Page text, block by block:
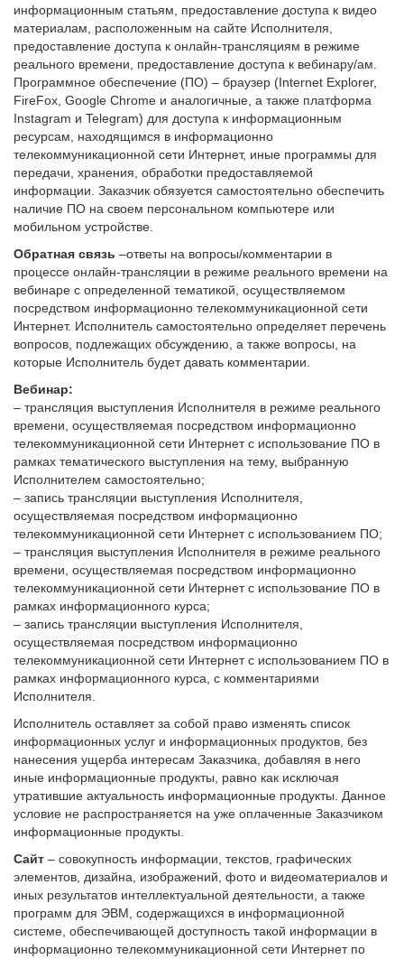
информационным статьям, предоставление доступа к видео
материалам, расположенным на сайте Исполнителя,
предоставление доступа к онлайн-трансляциям в режиме
реального времени, предоставление доступа к вебинару/ам.
Программное обеспечение (ПО) – браузер (Internet Explorer,
FireFox, Google Chrome и аналогичные, а также платформа
Instagram и Telegram) для доступа к информационным
ресурсам, находящимся в информационно
телекоммуникационной сети Интернет, иные программы для
передачи, хранения, обработки предоставляемой
информации. Заказчик обязуется самостоятельно обеспечить
наличие ПО на своем персональном компьютере или
мобильном устройстве.
Обратная связь –ответы на вопросы/комментарии в
процессе онлайн-трансляции в режиме реального времени на
вебинаре с определенной тематикой, осуществляемом
посредством информационно телекоммуникационной сети
Интернет. Исполнитель самостоятельно определяет перечень
вопросов, подлежащих обсуждению, а также вопросы, на
которые Исполнитель будет давать комментарии.
Вебинар:
– трансляция выступления Исполнителя в режиме реального
времени, осуществляемая посредством информационно
телекоммуникационной сети Интернет с использование ПО в
рамках тематического выступления на тему, выбранную
Исполнителем самостоятельно;
– запись трансляции выступления Исполнителя,
осуществляемая посредством информационно
телекоммуникационной сети Интернет с использованием ПО;
– трансляция выступления Исполнителя в режиме реального
времени, осуществляемая посредством информационно
телекоммуникационной сети Интернет с использование ПО в
рамках информационного курса;
– запись трансляции выступления Исполнителя,
осуществляемая посредством информационно
телекоммуникационной сети Интернет с использованием ПО в
рамках информационного курса, с комментариями
Исполнителя.
Исполнитель оставляет за собой право изменять список
информационных услуг и информационных продуктов, без
нанесения ущерба интересам Заказчика, добавляя в него
иные информационные продукты, равно как исключая
утратившие актуальность информационные продукты. Данное
условие не распространяется на уже оплаченные Заказчиком
информационные продукты.
Сайт – совокупность информации, текстов, графических
элементов, дизайна, изображений, фото и видеоматериалов и
иных результатов интеллектуальной деятельности, а также
программ для ЭВМ, содержащихся в информационной
системе, обеспечивающей доступность такой информации в
информационно телекоммуникационной сети Интернет по